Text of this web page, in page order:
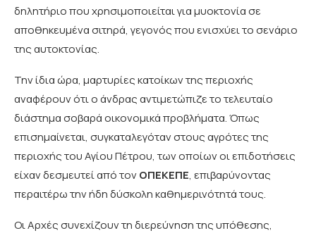
δηλητήριο που χρησιμοποιείται για μυοκτονία σε
αποθηκευμένα σιτηρά, γεγονός που ενισχύει το σενάριο
της αυτοκτονίας.
Την ίδια ώρα, μαρτυρίες κατοίκων της περιοχής
αναφέρουν ότι ο άνδρας αντιμετώπιζε το τελευταίο
διάστημα σοβαρά οικονομικά προβλήματα. Όπως
επισημαίνεται, συγκαταλεγόταν στους αγρότες της
περιοχής του Αγίου Πέτρου, των οποίων οι επιδοτήσεις
είχαν δεσμευτεί από τονΟΠΕΚΕΠΕ, επιβαρύνοντας
περαιτέρω την ήδη δύσκολη καθημερινότητά τους.
Οι Αρχές συνεχίζουν τη διερεύνηση της υπόθεσης,